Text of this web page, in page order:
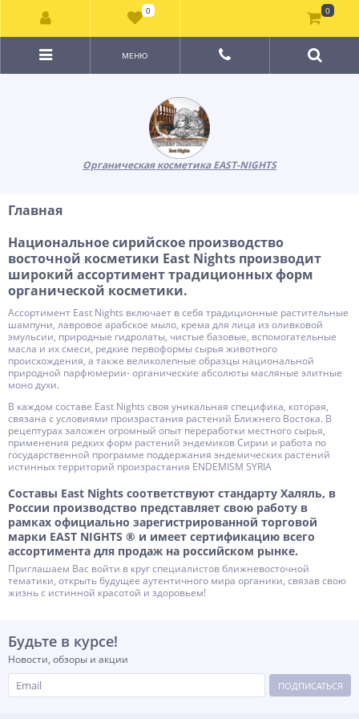
Органическая косметика EAST-NIGHTS
МЕНЮ
Главная
Национальное сирийское производство
восточной косметики East Nights производит
широкий ассортимент традиционных форм
органической косметики.
Ассортимент East Nights включает в себя традиционные растительные
шампуни, лавровое арабское мыло, крема для лица из оливковой
эмульсии, природные гидролаты, чистые базовые, вспомогательные
масла и их смеси, редкие первоформы сырья животного
происхождения, а также великолепные образцы национальной
природной парфюмерии- органические абсолюты масляные элитные
моно духи.
В каждом составе East Nights своя уникальная специфика, которая,
связана с условиями произрастания растений Ближнего Востока. В
рецептурах заложен огромный опыт переработки местного сырья,
применения редких форм растений эндемиков Сирии и работа по
государственной программе поддержания эндемических растений
истинных территорий произрастания ENDEMISM SYRIA
Составы East Nights соответствуют стандарту Халяль, в
России производство представляет свою работу в
рамках официально зарегистрированной торговой
марки EAST NIGHTS ® и имеет сертификацию всего
ассортимента для продаж на российском рынке.
Приглашаем Вас войти в круг специалистов ближневосточной
тематики, открыть будущее аутентичного мира органики, связав свою
жизнь с истинной красотой и здоровьем!
Будьте в курсе!
Новости, обзоры и акции
ПОДПИСАТЬСЯ
0 0